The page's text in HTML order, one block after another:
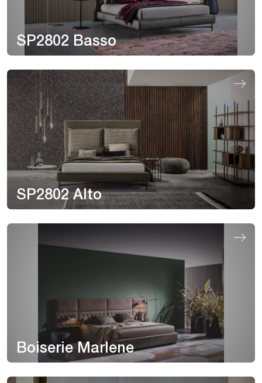
SP2802 Basso
SP2802 Alto
Boiserie Marlene